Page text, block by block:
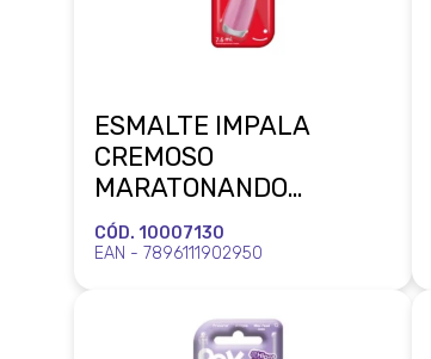
ESMALTE IMPALA
CREMOSO
MARATONANDO
NETFLIX AMA UM K-
DRAMA BLISTER
CÓD. 10007130
EAN - 7896111902950